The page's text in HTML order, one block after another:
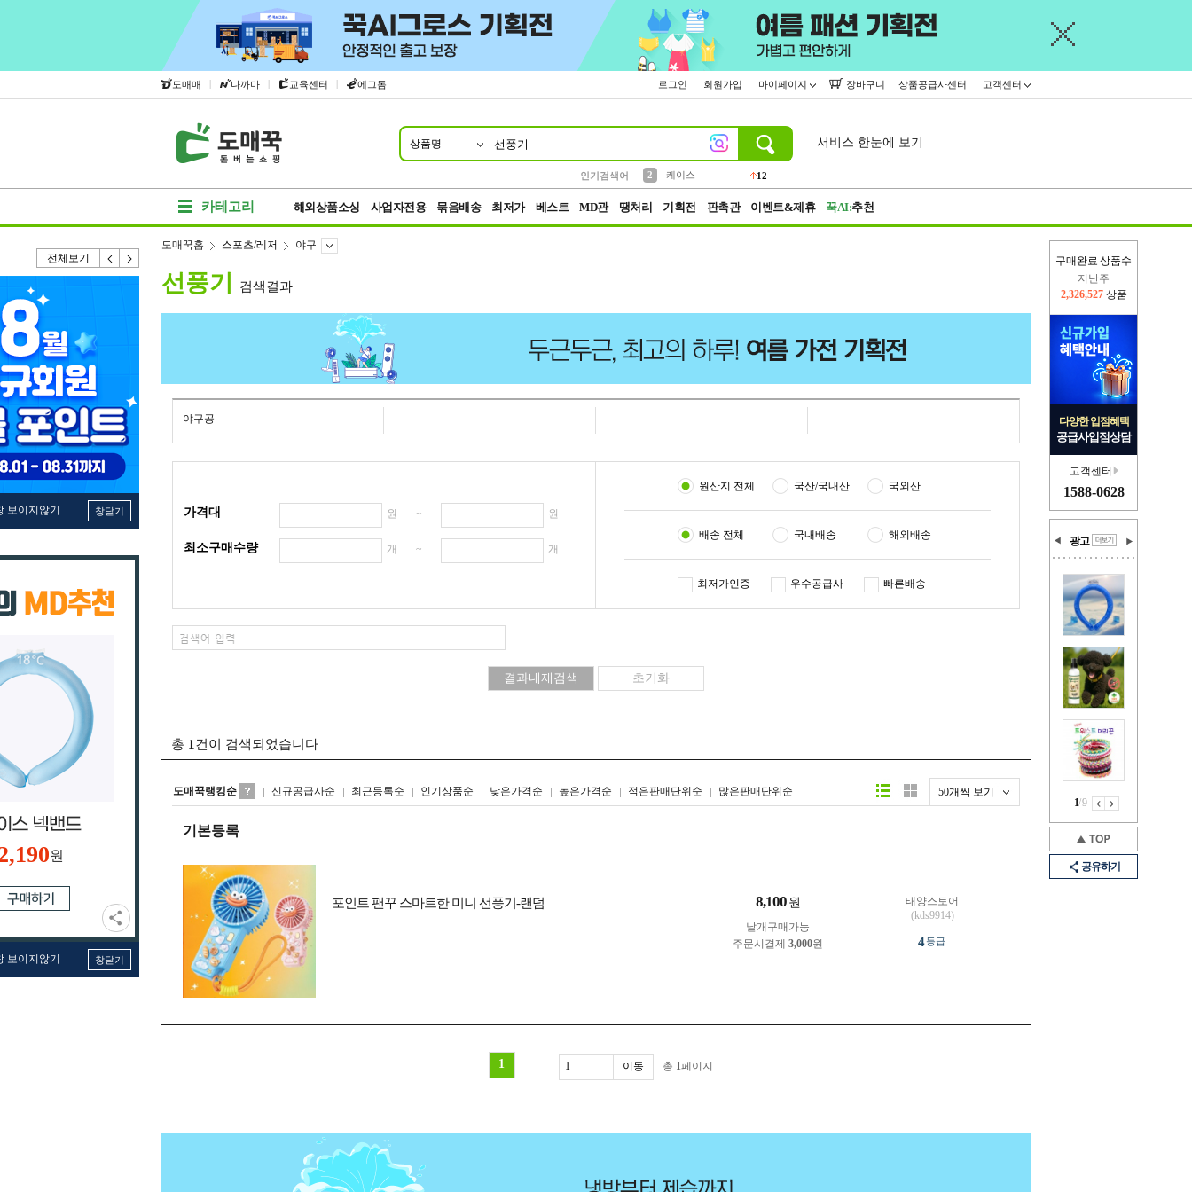
도매매 | 나까마 | 교육센터 | 에그돔 로그인 회원가입 마이페이지 장바구니 상품공급사센터 고객센터
상품명
인기검색어
2
케이스
12
서비스 한눈에 보기
카테고리 해외상품소싱 사업자전용 묶음배송 최저가 베스트 MD관 땡처리 기획전 판촉관 이벤트&제휴 꾹AI:추천
전체보기
보이지않기 창닫기
원
보이지않기 창닫기
구매완료 상품수
지난주
2,326,527 상품
다양한 입점혜택
공급사입점상담
고객센터
1588-0628
광고
1/9
공유하기
도매꾹홈 스포츠/레저 야구
선풍기 검색결과
야구공
가격대 원 ~ 원
최소구매수량 개 ~ 개
원산지 전체 국산/국내산 국외산
배송 전체 국내배송 해외배송
최저가인증 우수공급사 빠른배송
총 1 건이 검색되었습니다
도매꾹랭킹순 신규공급사순 최근등록순 인기상품순 낮은가격순 높은가격순 적은판매단위순 많은판매단위순 50개씩 보기
리스트형갤러리형
기본등록
포인트 팬꾸 스마트한 미니 선풍기-랜덤 8,100 원
낱개구매가능
주문시결제 3,000원
태양스토어
(kds9914)
4등급
1 총 1페이지